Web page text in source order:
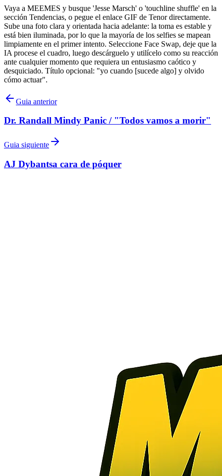
Vaya a MEEMES y busque 'Jesse Marsch' o 'touchline shuffle' en la
sección Tendencias, o pegue el enlace GIF de Tenor directamente.
Sube una foto clara y orientada hacia adelante: la toma es estable y
está bien iluminada, por lo que la mayoría de los selfies se mapean
limpiamente en el primer intento. Seleccione Face Swap, deje que la
IA procese el cuadro, luego descárguelo y utilícelo como su reacción
ante cualquier momento que requiera un entusiasmo caótico y
desquiciado. Título opcional: "yo cuando [sucede algo] y olvido
cómo actuar".
Guia anterior
Dr. Randall Mindy Panic / "Todos vamos a morir"
Guia siguiente
AJ Dybantsa cara de póquer